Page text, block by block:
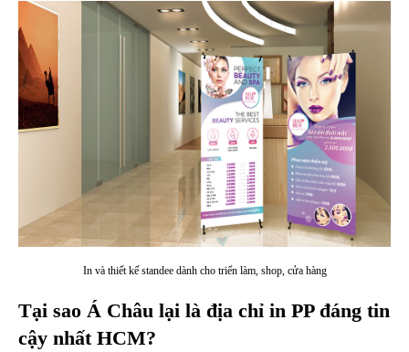
In và thiết kế standee dành cho triển làm, shop, cửa hàng
Tại sao Á Châu lại là địa chỉ in PP đáng tin
cậy nhất HCM?